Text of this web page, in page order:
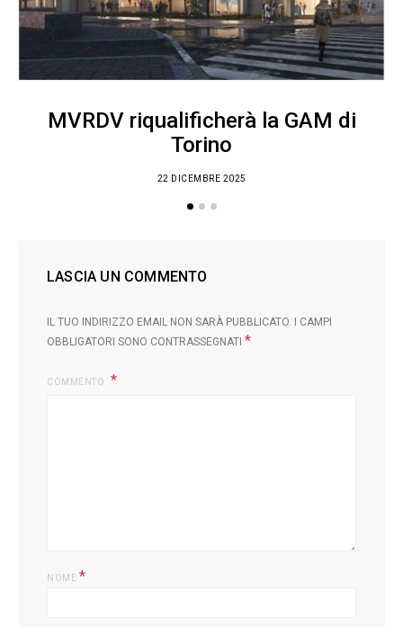
MVRDV riqualificherà la GAM di
Torino
22 DICEMBRE 2025
LASCIA UN COMMENTO
IL TUO INDIRIZZO EMAIL NON SARÀ PUBBLICATO.
I CAMPI
OBBLIGATORI SONO CONTRASSEGNATI *
COMMENTO
NOME *